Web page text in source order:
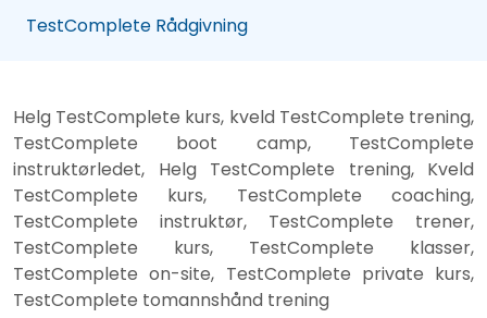
TestComplete Rådgivning
Helg TestComplete kurs, kveld TestComplete trening,
TestComplete boot camp, TestComplete
instruktørledet, Helg TestComplete trening, Kveld
TestComplete kurs, TestComplete coaching,
TestComplete instruktør, TestComplete trener,
TestComplete kurs, TestComplete klasser,
TestComplete on-site, TestComplete private kurs,
TestComplete tomannshånd trening